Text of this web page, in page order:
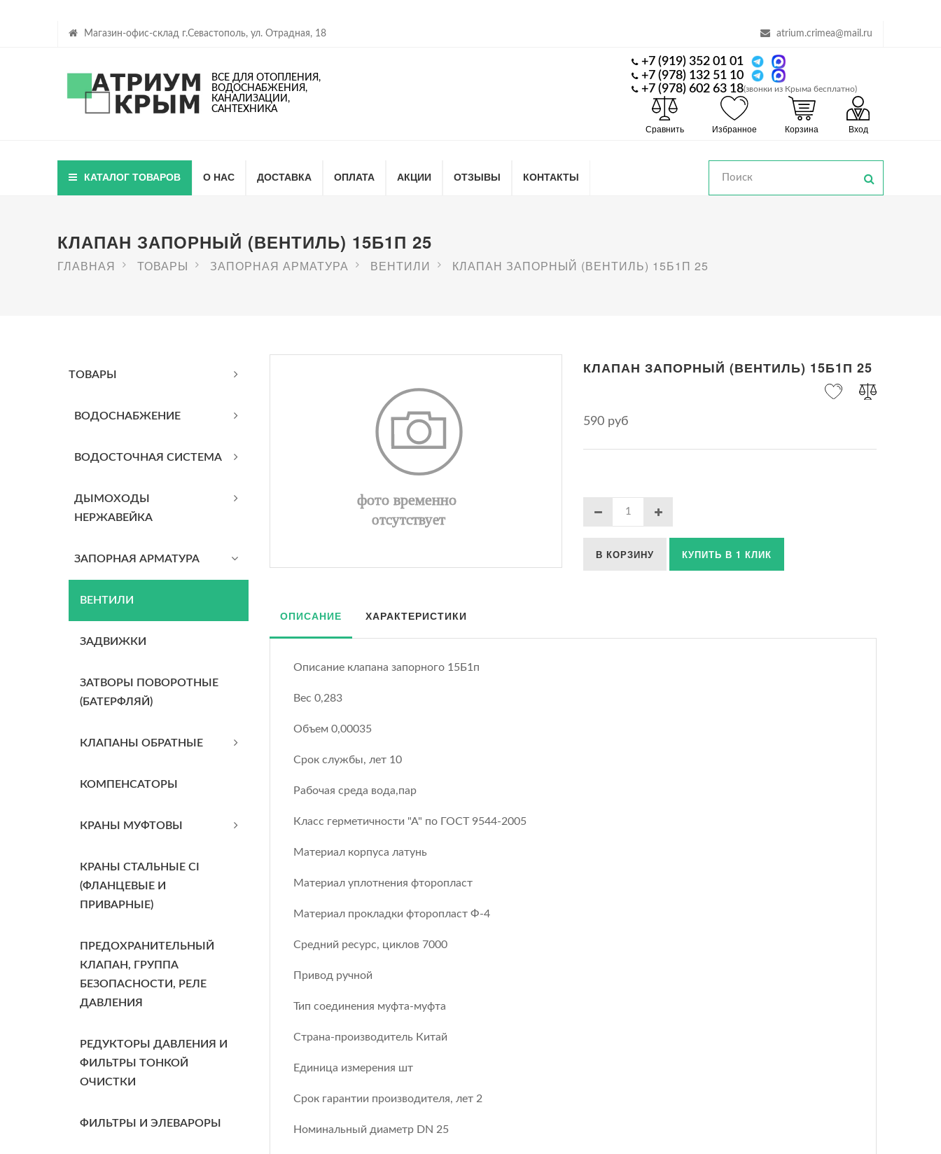
Магазин-офис-склад г.Севастополь, ул. Отрадная, 18 atrium.crimea@mail.ru
ВСЕ ДЛЯ ОТОПЛЕНИЯ,
ВОДОСНАБЖЕНИЯ,
КАНАЛИЗАЦИИ,
САНТЕХНИКА
+7 (919) 352 01 01
+7 (978) 132 51 10
+7 (978) 602 63 18(звонки из Крыма бесплатно)
Сравнить Избранное Корзина Вход
КАТАЛОГ ТОВАРОВ О НАС ДОСТАВКА ОПЛАТА АКЦИИ ОТЗЫВЫ КОНТАКТЫ
КЛАПАН ЗАПОРНЫЙ (ВЕНТИЛЬ) 15Б1П 25
ГЛАВНАЯ ТОВАРЫ ЗАПОРНАЯ АРМАТУРА ВЕНТИЛИ КЛАПАН ЗАПОРНЫЙ (ВЕНТИЛЬ) 15Б1П 25
ТОВАРЫ
BОДОСНАБЖЕНИЕ
ВОДОСТОЧНАЯ СИСТЕМА
ДЫМОХОДЫ
НЕРЖАВЕЙКА
ЗАПОРНАЯ АРМАТУРА
ВЕНТИЛИ
ЗАДВИЖКИ
ЗАТВОРЫ ПОВОРОТНЫЕ
(БАТЕРФЛЯЙ)
КЛАПАНЫ ОБРАТНЫЕ
КОМПЕНСАТОРЫ
КРАНЫ МУФТОВЫ
КРАНЫ СТАЛЬНЫЕ CI
(ФЛАНЦЕВЫЕ И
ПРИВАРНЫЕ)
ПРЕДОХРАНИТЕЛЬНЫЙ
КЛАПАН, ГРУППА
БЕЗОПАСНОСТИ, РЕЛЕ
ДАВЛЕНИЯ
РЕДУКТОРЫ ДАВЛЕНИЯ И
ФИЛЬТРЫ ТОНКОЙ
ОЧИСТКИ
ФИЛЬТРЫ И ЭЛЕВАРОРЫ
КЛАПАН ЗАПОРНЫЙ (ВЕНТИЛЬ) 15Б1П 25
590 руб
В КОРЗИНУ КУПИТЬ В 1 КЛИК
ОПИСАНИЕ ХАРАКТЕРИСТИКИ
Описание клапана запорного 15Б1п
Вес 0,283
Объем 0,00035
Срок службы, лет 10
Рабочая среда вода,пар
Класс герметичности "А" по ГОСТ 9544-2005
Материал корпуса латунь
Материал уплотнения фторопласт
Материал прокладки фторопласт Ф-4
Средний ресурс, циклов 7000
Привод ручной
Тип соединения муфта-муфта
Страна-производитель Китай
Единица измерения шт
Срок гарантии производителя, лет 2
Номинальный диаметр DN 25